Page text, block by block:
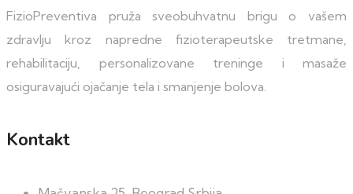
FizioPreventiva pruža sveobuhvatnu brigu o vašem
zdravlju kroz napredne fizioterapeutske tretmane,
rehabilitaciju, personalizovane treninge i masaže
osiguravajući ojačanje tela i smanjenje bolova.
Kontakt